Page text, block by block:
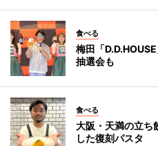
食べる
梅田「
抽選会も
食べる
大阪・天満の立ち
した復刻パスタ